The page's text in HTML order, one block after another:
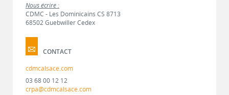
Nous écrire :
CDMC - Les Dominicains CS 8713
68502 Guebwiller Cedex
CONTACT
cdmcalsace.com
03 68 00 12 12
crpa@cdmcalsace.com